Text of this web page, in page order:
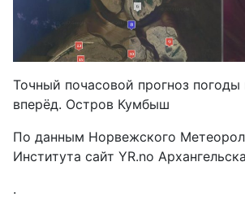
Точный почасовой прогноз погоды
вперёд. Остров Кумбыш
По данным Норвежского
Института сайт YR.no
.